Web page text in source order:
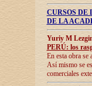
CURSOS
DE LA
Yuriy M
PERÚ: los
En esta obra se
Así mismo se
comerciales